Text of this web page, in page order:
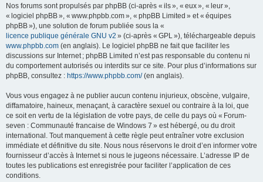
Nos forums sont propulsés par phpBB (ci-après « ils », « eux », « leur »,
« logiciel phpBB », « www.phpbb.com », « phpBB Limited » et « équipes
phpBB »), une solution de forum publiée sous la «
licence publique générale GNU v2 » (ci-après « GPL »), téléchargeable depuis
www.phpbb.com (en anglais). Le logiciel phpBB ne fait que faciliter les
discussions sur Internet ; phpBB Limited n’est pas responsable du contenu ni
du comportement autorisés ou interdits sur ce site. Pour plus d’informations sur
phpBB, consultez : https://www.phpbb.com/(en anglais).
Vous vous engagez à ne publier aucun contenu injurieux, obscène, vulgaire,
diffamatoire, haineux, menaçant, à caractère sexuel ou contraire à la loi, que
ce soit en vertu de la législation de votre pays, de celle du pays où « Forum-
seven : Communauté francaise de Windows 7 » est hébergé, ou du droit
international. Tout manquement à cette règle peut entraîner votre exclusion
immédiate et définitive du site. Nous nous réservons le droit d’en informer votre
fournisseur d’accès à Internet si nous le jugeons nécessaire. L’adresse IP de
toutes les publications est enregistrée pour faciliter l’application de ces
conditions.